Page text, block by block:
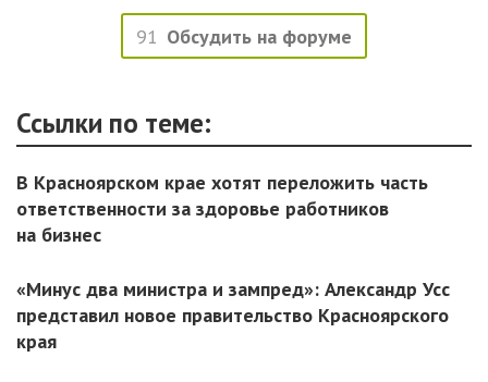
91 Обсудить на форуме
Ссылки по теме:
В Красноярском крае хотят переложить часть
ответственности за здоровье работников
на бизнес
«Минус два министра и зампред»: Александр Усс
представил новое правительство Красноярского
края